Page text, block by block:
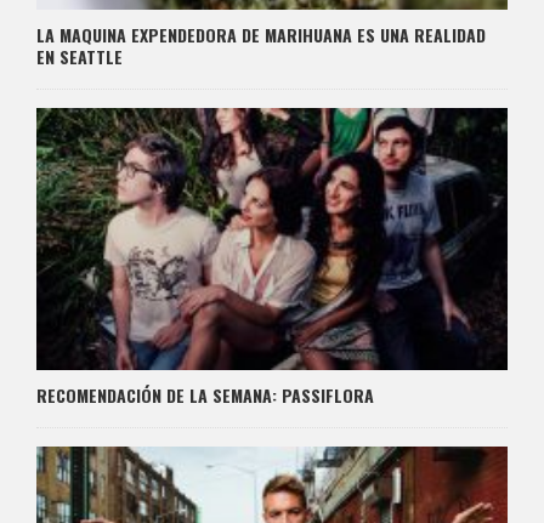
LA MAQUINA EXPENDEDORA DE MARIHUANA ES UNA REALIDAD
EN SEATTLE
RECOMENDACIÓN DE LA SEMANA: PASSIFLORA